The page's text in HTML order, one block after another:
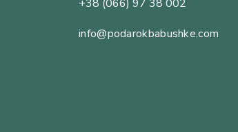
+38 (066) 97 38 002
info@podarokbabushke.com